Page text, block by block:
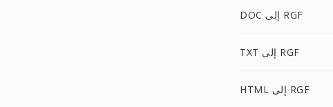
DOC إلى RGF
TXT إلى RGF
HTML إلى RGF